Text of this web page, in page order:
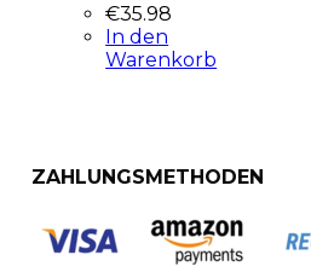
€35.98
In den
Warenkorb
ZAHLUNGSMETHODEN